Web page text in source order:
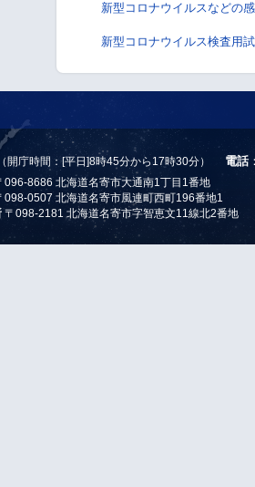
新型コロナウイルスなどの
新型コロナウイルス検査用
（開庁時間：[平日]8時45分から17時30分） 電話
096-8686 北海道名寄市大通南1丁目1番地
098-0507 北海道名寄市風連町西町196番地1
〒098-2181 北海道名寄市字智恵文11線北2番地